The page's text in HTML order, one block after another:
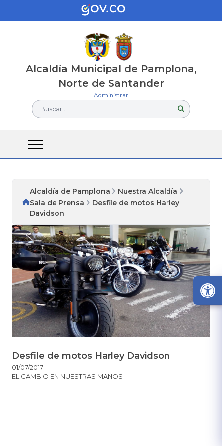
Alcaldía Municipal de Pamplona,
Norte de Santander
Administrar
Buscar...
Alcaldía de Pamplona
Nuestra Alcaldía
Sala de Prensa
Desfile de motos Harley
Davidson
Desfile de motos Harley Davidson
01/07/2017
EL CAMBIO EN NUESTRAS MANOS